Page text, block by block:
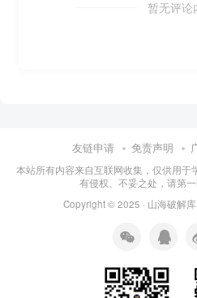
暂无评论
友链申请 免责声明
本站所有内容来自互联网收集，仅供用于
有侵权、不妥之处，请第
Copyright © 2025 · 山海破解库